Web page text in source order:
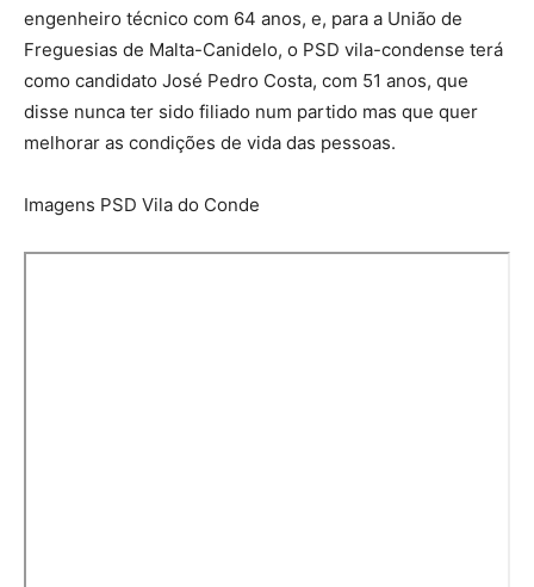
engenheiro técnico com 64 anos, e, para a União de
Freguesias de Malta-Canidelo, o PSD vila-condense terá
como candidato José Pedro Costa, com 51 anos, que
disse nunca ter sido filiado num partido mas que quer
melhorar as condições de vida das pessoas.
Imagens PSD Vila do Conde